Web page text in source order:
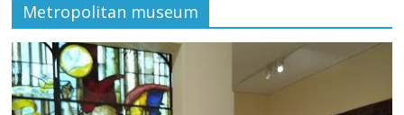
Metropolitan museum